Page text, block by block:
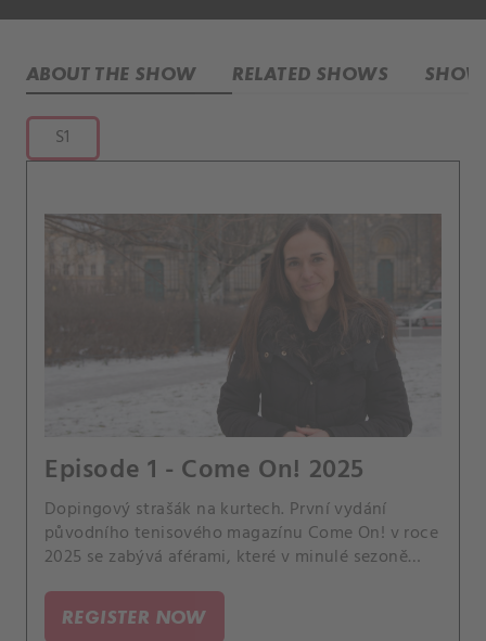
ABOUT THE SHOW RELATED SHOWS
S1
Episode 1 - Come On! 2025
Dopingový strašák na kurtech. První vydání
původního tenisového magazínu Come On! v roce
2025 se zabývá aférami, které v minulé sezoně
REGISTER NOW